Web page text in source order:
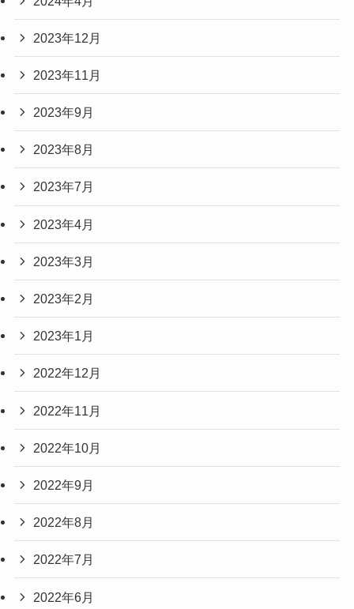
2023年12月
2023年11月
2023年9月
2023年8月
2023年7月
2023年4月
2023年3月
2023年2月
2023年1月
2022年12月
2022年11月
2022年10月
2022年9月
2022年8月
2022年7月
2022年6月